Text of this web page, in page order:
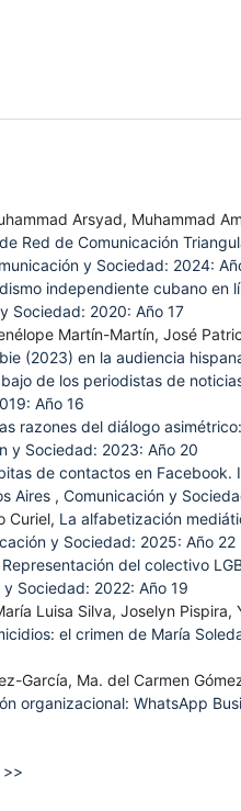
Arsyad, Muhammad
Red de Comunicación
y Sociedad: 2024:
independiente cubano en
Sociedad: 2020: Año 17
Martín-Martín, José
(2023) en la audiencia
de los periodistas de
Año 16
razones del diálogo
y Sociedad: 2023: Año 20
de contactos en
Aires , Comunicación y
Curiel, La alfabetización
y Sociedad: 2025: Año 22
Representación del colectivo
Sociedad: 2022: Año 19
Luisa Silva, Joselyn Pispira,
el crimen de María
García, Ma. del Carmen
organizacional: WhatsApp
>>